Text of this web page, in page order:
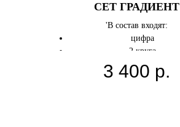
СЕТ ГРАДИЕНТ
'В состав входят:
цифра
2 круга
9 шаров хром
3 400 р.